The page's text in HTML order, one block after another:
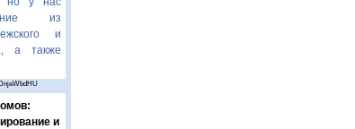
из
и
а также
и